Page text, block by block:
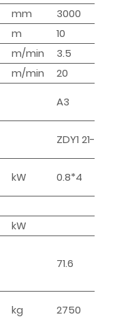
mm
3000
m
10
m/min
3.5
m/min
20
A3
ZDY1 21-4
kW 0.8*4
kW
71.6
kg
2750